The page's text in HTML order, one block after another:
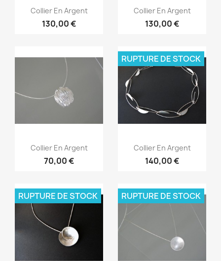
Aperçu rapide
Collier En Argent
130,00 €
Aperçu rapide
Collier En Argent
130,00 €
Aperçu rapide
Collier En Argent
70,00 €
Aperçu rapide
Collier En Argent
140,00 €
RUPTURE DE STOCK
RUPTURE DE STOCK RUPTURE DE STOCK